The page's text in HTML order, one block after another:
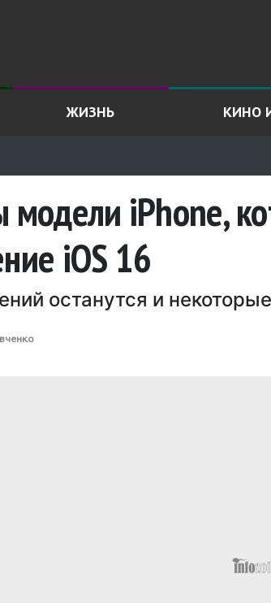
ЖИЗНЬ КИНО
модели iPhone,
iOS 16
останутся и